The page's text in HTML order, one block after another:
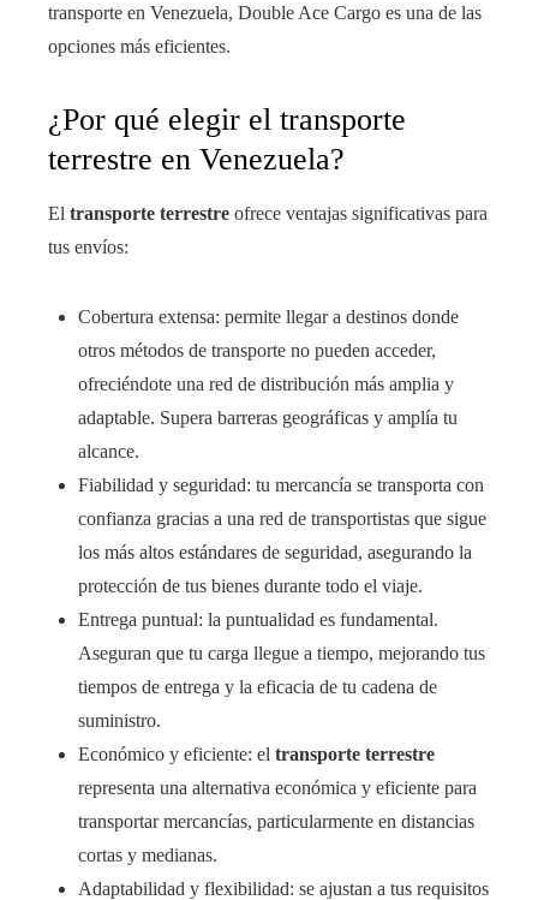
transporte en Venezuela, Double Ace Cargo es una de las
opciones más eficientes.
¿Por qué elegir el transporte
terrestre en Venezuela?
El transporte terrestre ofrece ventajas significativas para
tus envíos:
Cobertura extensa: permite llegar a destinos donde
otros métodos de transporte no pueden acceder,
ofreciéndote una red de distribución más amplia y
adaptable. Supera barreras geográficas y amplía tu
alcance.
Fiabilidad y seguridad: tu mercancía se transporta con
confianza gracias a una red de transportistas que sigue
los más altos estándares de seguridad, asegurando la
protección de tus bienes durante todo el viaje.
Entrega puntual: la puntualidad es fundamental.
Aseguran que tu carga llegue a tiempo, mejorando tus
tiempos de entrega y la eficacia de tu cadena de
suministro.
Económico y eficiente: el transporte terrestre
representa una alternativa económica y eficiente para
transportar mercancías, particularmente en distancias
cortas y medianas.
Adaptabilidad y flexibilidad: se ajustan a tus requisitos